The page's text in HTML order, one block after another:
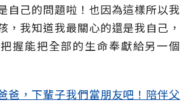
自己的問題啦！也因為這樣所以我
，我知道我最關心的還是我自己，
握能把全部的生命奉獻給另一個
爸，下輩子我們當朋友吧！陪伴父